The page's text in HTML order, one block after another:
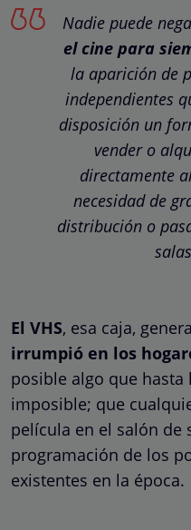
Nadie puede
el cine para
la aparición de
independientes
disposición un
vender o
directamente
necesidad de
distribución o
El VHS, esa caja,
irrumpió en los
posible algo que hasta
imposible; que
película en el salón de
programación de los
existentes en la época.